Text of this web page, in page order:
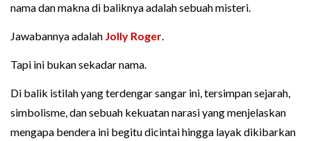
nama dan makna di baliknya adalah sebuah misteri.
Jawabannya adalah Jolly Roger.
Tapi ini bukan sekadar nama.
Di balik istilah yang terdengar sangar ini, tersimpan sejarah,
simbolisme, dan sebuah kekuatan narasi yang menjelaskan
mengapa bendera ini begitu dicintai hingga layak dikibarkan